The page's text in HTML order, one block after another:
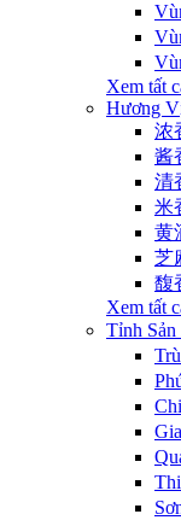
Xem tất
Hương
浓
酱
清
米
黄
芝
馥
Xem tất
Tỉnh